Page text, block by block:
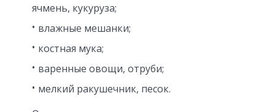
ячмень, кукуруза;
влажные мешанки;
костная мука;
варенные овощи, отруби;
мелкий ракушечник, песок.